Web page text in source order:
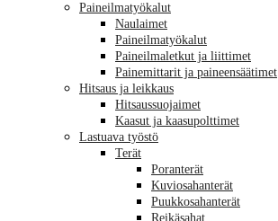
Paineilmatyökalut
Naulaimet
Paineilmatyökalut
Paineilmaletkut ja liittimet
Painemittarit ja paineensäätimet
Hitsaus ja leikkaus
Hitsaussuojaimet
Kaasut ja kaasupolttimet
Lastuava työstö
Terät
Poranterät
Kuviosahanterät
Puukkosahanterät
Reikäsahat